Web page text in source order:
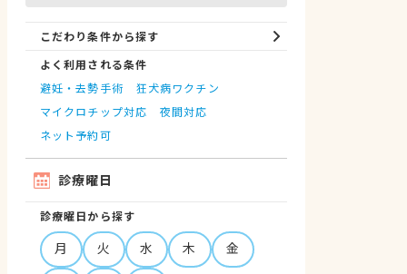
こだわり条件から探す
よく利用される条件
避妊・去勢手術
狂犬病ワクチン
マイクロチップ対応
夜間対応
ネット予約可
診療曜日
診療曜日から探す
月 火 水 木
金